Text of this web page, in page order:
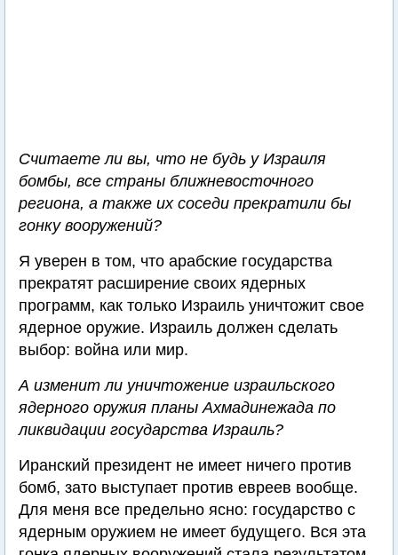
Считаете ли вы, что не будь у Израиля
бомбы, все страны ближневосточного
региона, а также их соседи прекратили бы
гонку вооружений?
Я уверен в том, что арабские государства
прекратят расширение своих ядерных
программ, как только Израиль уничтожит свое
ядерное оружие. Израиль должен сделать
выбор: война или мир.
А изменит ли уничтожение израильского
ядерного оружия планы Ахмадинежада по
ликвидации государства Израиль?
Иранский президент не имеет ничего против
бомб, зато выступает против евреев вообще.
Для меня все предельно ясно: государство с
ядерным оружием не имеет будущего. Вся эта